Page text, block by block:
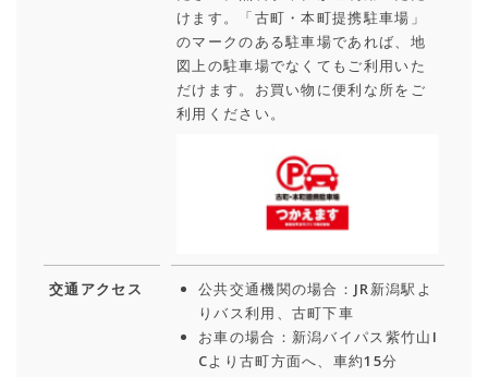
けます。「古町・本町提携駐車場」
のマークのある駐車場であれば、地
図上の駐車場でなくてもご利用いた
だけます。お買い物に便利な所をご
利用ください。
交通アクセス
公共交通機関の場合：JR新潟駅よ
りバス利用、古町下車
お車の場合：新潟バイパス紫竹山I
Cより古町方面へ、車約15分